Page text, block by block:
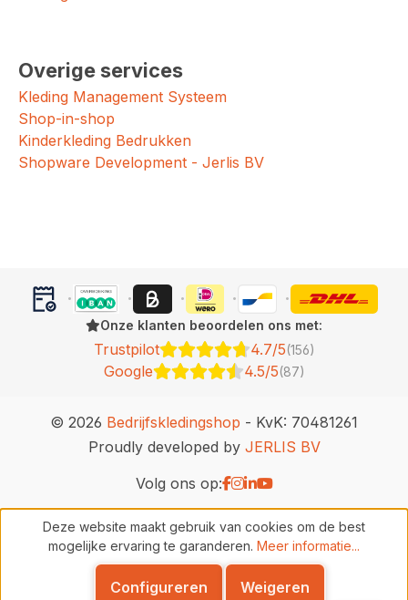
Overige services
Kleding Management Systeem
Shop-in-shop
Kinderkleding Bedrukken
Shopware Development - Jerlis BV
Onze klanten beoordelen ons met:
Trustpilot 4.7/5(156)
Google 4.5/5(87)
© 2026 Bedrijfskledingshop - KvK: 70481261
Proudly developed by JERLIS BV
Volg ons op:
Deze website maakt gebruik van cookies om de best
mogelijke ervaring te garanderen. Meer informatie...
Weigeren
Configureren